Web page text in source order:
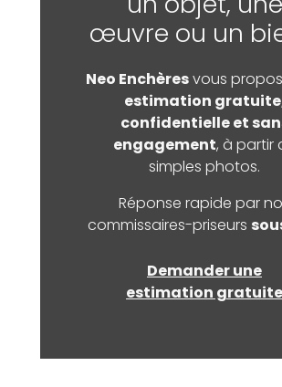
œuvre ou un
Neo Enchèresvous
estimation
confidentielle et
engagement, à partir
simples photos.
Réponse rapide par
commissaires-priseurs
Demander une
estimation gratuite